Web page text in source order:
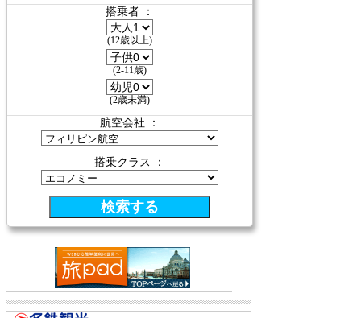
搭乗者 ：
(12歳以上)
(2-11歳)
(2歳未満)
航空会社 ：
搭乗クラス ：